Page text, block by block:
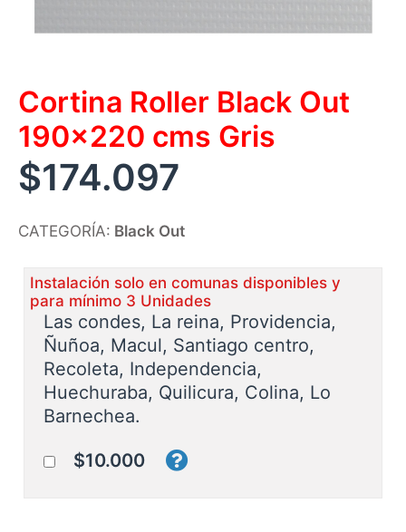
Cortina Roller Black Out
190×220 cms Gris
$174.097
CATEGORÍA: Black Out
Instalación solo en comunas disponibles y
para mínimo 3 Unidades
Las condes, La reina, Providencia,
Ñuñoa, Macul, Santiago centro,
Recoleta, Independencia,
Huechuraba, Quilicura, Colina, Lo
Barnechea.
$10.000